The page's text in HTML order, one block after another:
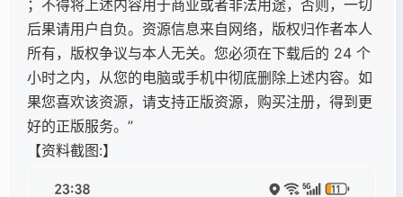
；不得将上述内容用于商业或者非法用途，否则，一切
后果请用户自负。资源信息来自网络，版权归作者本人
所有，版权争议与本人无关。您必须在下载后的 24 个
小时之内，从您的电脑或手机中彻底删除上述内容。如
果您喜欢该资源，请支持正版资源，购买注册，得到更
好的正版服务。”
【资料截图:】